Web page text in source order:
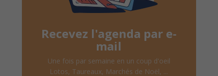
Recevez l'agenda par e-
mail
Une fois par semaine en un coup d'oeil
Lotos, Taureaux, Marchés de Noël, ...